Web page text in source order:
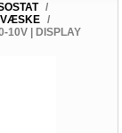
/
VÆSKE /
10V | DISPLAY